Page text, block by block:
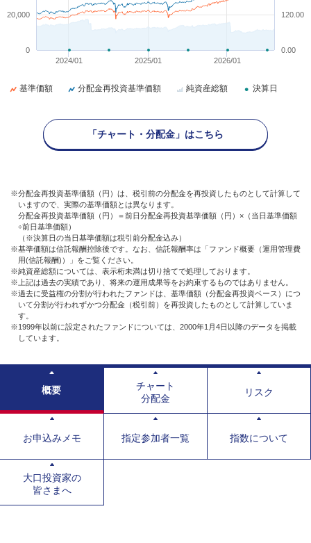
2024/01 2025/01 2026/01
0
20,000
0.00
120.00
基準価額 分配金再投資基準価額 純資産総額 決算日
「チャート・分配金」はこちら
※分配金再投資基準価額（円）は、税引前の分配金を再投資したものとして計算して
いますので、実際の基準価額とは異なります。
分配金再投資基準価額（円）＝前日分配金再投資基準価額（円）×（当日基準価額
÷前日基準価額）
（※決算日の当日基準価額は税引前分配金込み）
※基準価額は信託報酬控除後です。なお、信託報酬率は「ファンド概要（運用管理費
用(信託報酬)）」をご覧ください。
※純資産総額については、表示桁未満は切り捨てで処理しております。
※上記は過去の実績であり、将来の運用成果等をお約束するものではありません。
※過去に受益権の分割が行われたファンドは、基準価額（分配金再投資ベース）につ
いて分割が行われずかつ分配金（税引前）を再投資したものとして計算していま
す。
※1999年以前に設定されたファンドについては、2000年1月4日以降のデータを掲載
しています。
概要
チャート
分配金
リスク
お申込みメモ 指定参加者一覧 指数について
大口投資家の
皆さまへ